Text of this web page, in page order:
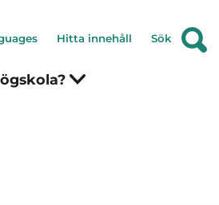
Hitta innehåll Sök